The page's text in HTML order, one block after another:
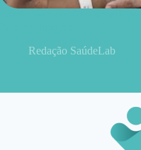
Redação SaúdeLab